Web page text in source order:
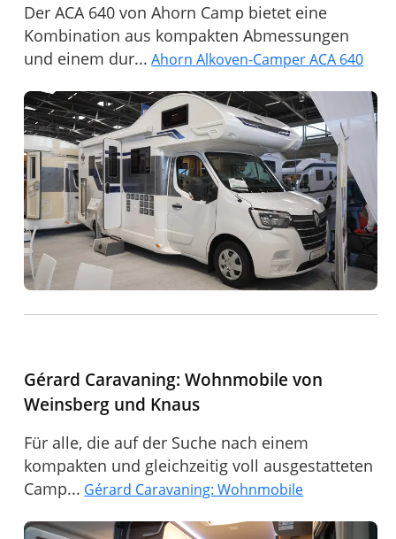
Der ACA 640 von Ahorn Camp bietet eine
Kombination aus kompakten Abmessungen
und einem dur... Ahorn Alkoven-Camper ACA 640
Gérard Caravaning: Wohnmobile von
Weinsberg und Knaus
Für alle, die auf der Suche nach einem
kompakten und gleichzeitig voll ausgestatteten
Camp... Gérard Caravaning: Wohnmobile